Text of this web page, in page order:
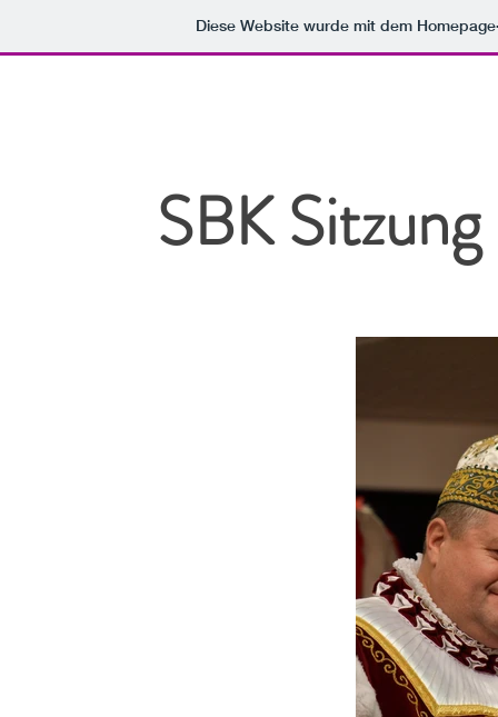
Diese Website wurde mit dem
SBK